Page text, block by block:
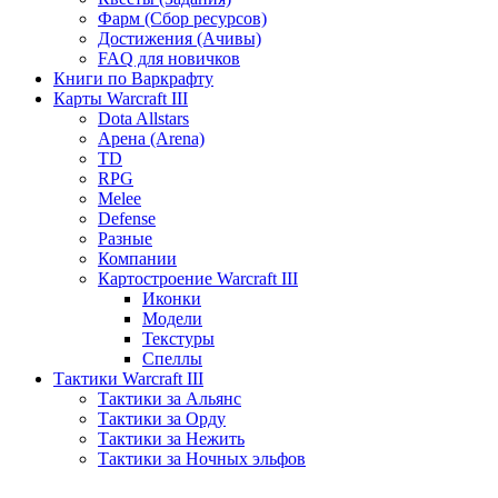
Фарм (Сбор ресурсов)
Достижения (Ачивы)
FAQ для новичков
Книги по Варкрафту
Карты Warcraft III
Dota Allstars
Арена (Arena)
TD
RPG
Melee
Defense
Разные
Компании
Картостроение Warcraft III
Иконки
Модели
Текстуры
Спеллы
Тактики Warcraft III
Тактики за Альянс
Тактики за Орду
Тактики за Нежить
Тактики за Ночных эльфов